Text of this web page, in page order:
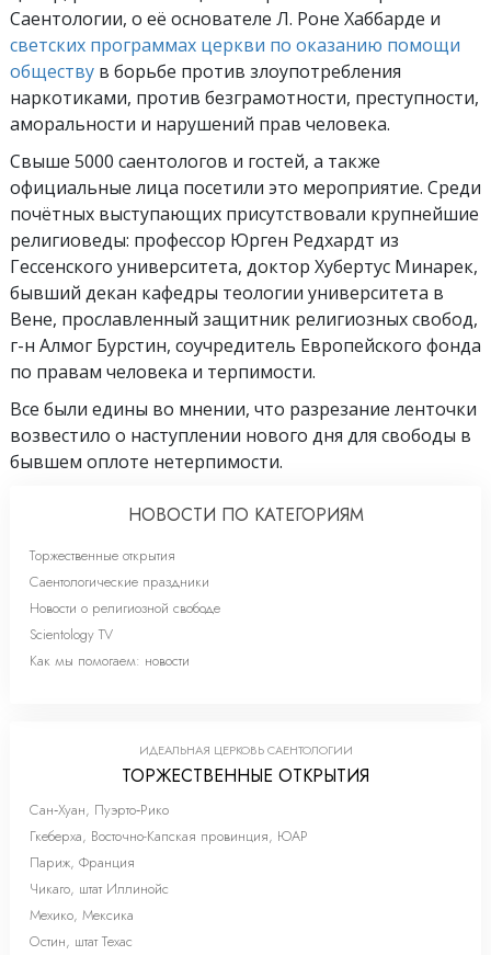
Саентологии, о её основателе Л. Роне Хаббарде и
светских программах церкви по оказанию помощи
обществу в борьбе против злоупотребления
наркотиками, против безграмотности, преступности,
аморальности и нарушений прав человека.
Свыше 5000 саентологов и гостей, а также
официальные лица посетили это мероприятие. Среди
почётных выступающих присутствовали крупнейшие
религиоведы: профессор Юрген Редхардт из
Гессенского университета, доктор Хубертус Минарек,
бывший декан кафедры теологии университета в
Вене, прославленный защитник религиозных свобод,
г-н Алмог Бурстин, соучредитель Европейского фонда
по правам человека и терпимости.
Все были едины во мнении, что разрезание ленточки
возвестило о наступлении нового дня для свободы в
бывшем оплоте нетерпимости.
НОВОСТИ ПО КАТЕГОРИЯМ
Торжественные открытия
Саентологические праздники
Новости о религиозной свободе
Scientology TV
Как мы помогаем: новости
ИДЕАЛЬНАЯ ЦЕРКОВЬ САЕНТОЛОГИИ
ТОРЖЕСТВЕННЫЕ ОТКРЫТИЯ
Сан‑Хуан, Пуэрто‑Рико
Гкеберха, Восточно-Капская провинция, ЮАР
Париж, Франция
Чикаго, штат Иллинойс
Мехико, Мексика
Остин, штат Техас